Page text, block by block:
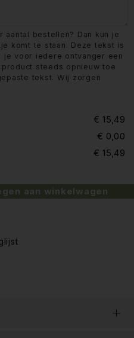
bestellen? Dan kun je
komt te staan. Deze tekst is
voor iedere ontvanger een
steeds opnieuw toe
tekst. Wij zorgen
€ 15,49
€ 0,00
€ 15,49
aan winkelwagen